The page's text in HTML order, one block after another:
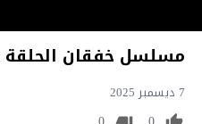
مسلسل خفقان الحلقة 13 الاخيرة
7 ديسمبر 2025